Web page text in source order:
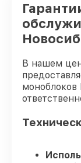
В нашем